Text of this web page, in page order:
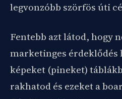
legvonzóbb szörfös úti
Fentebb azt látod, hogy
marketinges érdeklődés
képeket (pineket)
rakhatod és ezeket a